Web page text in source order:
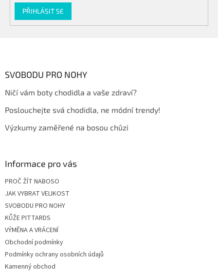
PŘIHLÁSIT SE
SVOBODU PRO NOHY
Ničí vám boty chodidla a vaše zdraví?
Poslouchejte svá chodidla, ne módní trendy!
Výzkumy zaměřené na bosou chůzi
Informace pro vás
PROČ ŽÍT NABOSO
JAK VYBRAT VELIKOST
SVOBODU PRO NOHY
KŮŽE PITTARDS
VÝMĚNA A VRÁCENÍ
Obchodní podmínky
Podmínky ochrany osobních údajů
Kamenný obchod